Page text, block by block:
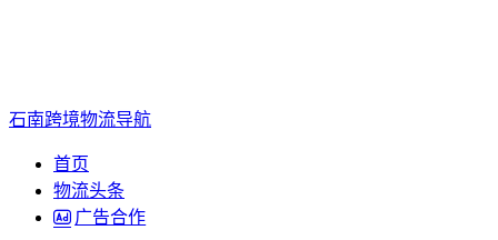
石南跨境物流导航
首页
物流头条
广告合作